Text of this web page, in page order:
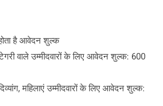
है आवेदन शुल्क
वाले उम्मीदवारों के लिए आवेदन शुल्क: 600
महिलाएं उम्मीदवारों के लिए आवेदन शुल्क: